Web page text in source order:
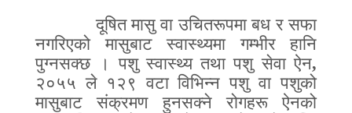
दूषित मासु वा उचितरूपमा बध र सफा
नगरिएको मासुबाट स्वास्थ्यमा गम्भीर हानि
पुग्नसक्छ । पशु स्वास्थ्य तथा पशु सेवा ऐन,
२०५५ ले १२९ वटा विभिन्न पशु वा पशुको
मासुबाट संक्रमण हुनसक्ने रोगहरू ऐनको